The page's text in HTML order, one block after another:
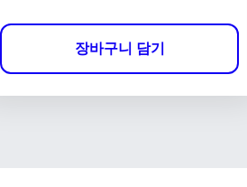
장바구니 담기